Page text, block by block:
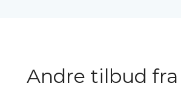
Andre tilbud